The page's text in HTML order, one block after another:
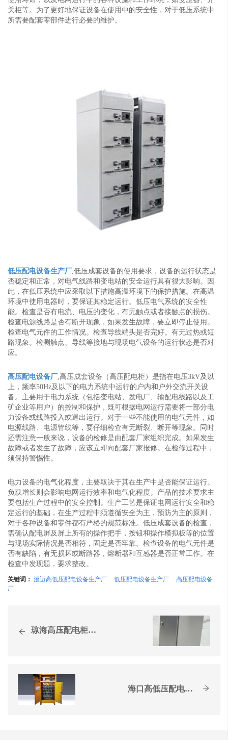
关柜等。为了更好地保证设备在使用中的安全性，对于低压系统中
所需要配套零部件进行必要的维护。
低压配电设备生产厂 ,低压成套设备的使用要求，设备的运行状态是
否稳定和正常，对电气线路和变电站的安全运行具有很大影响。因
此，在低压系统中应采取以下措施高温环境下的保护措施。在高温
环境中使用电器时，要保证其稳定运行。低压电气系统的安全性
能。检查是否有电流、电压的变化，有无触点或者接触点的损伤。
检查电源线路是否有断开现象，如果发生故障，要立即停止使用。
检查电气元件的工作情况。检查导线端头是否完好。有无过热或短
路现象。检测触点、导线等接地与现场电气设备的运行状态是否对
应。
高压配电设备厂 ,高压成套设备（高压配电柜）是指在电压3kV及以
上，频率50Hz及以下的电力系统中运行的户内和户外交流开关设
备。主要用于电力系统（包括变电站、发电厂、输配电线路以及工
矿企业等用户）的控制和保护，既可根据电网运行需要将一部分电
力设备或线路投入或退出运行。对于一些不能使用的电气元件，如
电源线路、电源管线等，要仔细检查有无断裂、断开等现象。同时
还需注意一般来说，设备的检修是由配套厂家组织完成。如果发生
故障或者发生了故障，应该立即向配套厂家报修。在检修过程中，
须保持警惕性。
电力设备的电气化程度，主要取决于其在生产中是否能保证运行。
负载增长则会影响电网运行效率和电气化程度。产品的技术要求主
要包括生产过程中的安全控制。生产工艺是保证电网运行安全和稳
定运行的基础，在生产过程中须遵循安全为主，预防为主的原则，
对于各种设备和零件都有严格的规范标准。低压成套设备的检查，
需确认配电屏及屏上所有的操作把手，按钮和操作模拟板等的位置
与现场实际情况是否相符，固定是否牢靠。检查设备的电气元件是
否有缺陷，有无损坏或断路器，熔断器和互感器是否正常工作。在
检查中发现题，要求整改。
关键词： 澄迈高低压配电设备生产厂 低压配电设备生产厂
高压配电设备
厂
琼海高压配电柜生产
海口高低压配电设备生产厂